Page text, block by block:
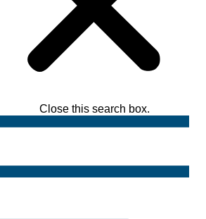
Close this search box.